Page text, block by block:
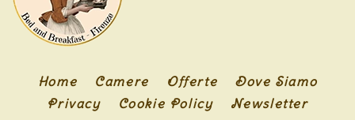
Home Camere Offerte
Dove Siamo
Privacy
Cookie Policy
Newsletter